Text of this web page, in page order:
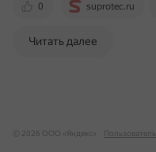
0 suprotec.ru
Читать далее
© 2026 ООО «Яндекс»